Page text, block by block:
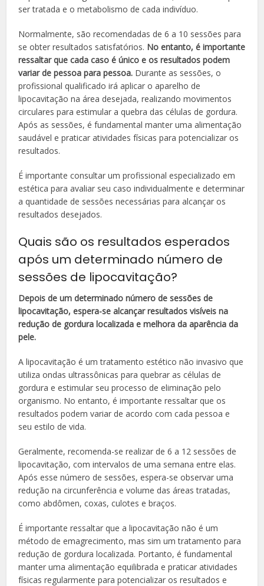
ser tratada e o metabolismo de cada indivíduo.
Normalmente, são recomendadas de 6 a 10 sessões para
se obter resultados satisfatórios. No entanto, é importante
ressaltar que cada caso é único e os resultados podem
variar de pessoa para pessoa. Durante as sessões, o
profissional qualificado irá aplicar o aparelho de
lipocavitação na área desejada, realizando movimentos
circulares para estimular a quebra das células de gordura.
Após as sessões, é fundamental manter uma alimentação
saudável e praticar atividades físicas para potencializar os
resultados.
É importante consultar um profissional especializado em
estética para avaliar seu caso individualmente e determinar
a quantidade de sessões necessárias para alcançar os
resultados desejados.
Quais são os resultados esperados
após um determinado número de
sessões de lipocavitação?
Depois de um determinado número de sessões de
lipocavitação, espera-se alcançar resultados visíveis na
redução de gordura localizada e melhora da aparência da
pele.
A lipocavitação é um tratamento estético não invasivo que
utiliza ondas ultrassônicas para quebrar as células de
gordura e estimular seu processo de eliminação pelo
organismo. No entanto, é importante ressaltar que os
resultados podem variar de acordo com cada pessoa e
seu estilo de vida.
Geralmente, recomenda-se realizar de 6 a 12 sessões de
lipocavitação, com intervalos de uma semana entre elas.
Após esse número de sessões, espera-se observar uma
redução na circunferência e volume das áreas tratadas,
como abdômen, coxas, culotes e braços.
É importante ressaltar que a lipocavitação não é um
método de emagrecimento, mas sim um tratamento para
redução de gordura localizada. Portanto, é fundamental
manter uma alimentação equilibrada e praticar atividades
físicas regularmente para potencializar os resultados e